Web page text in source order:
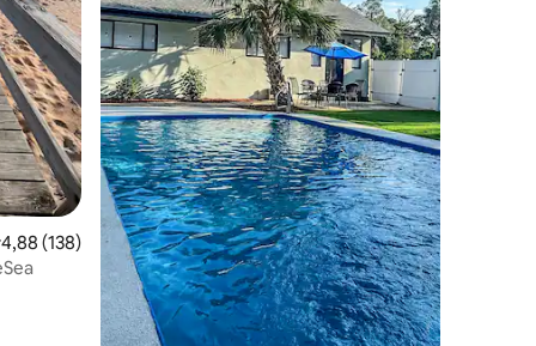
moyenne de 4,88 sur 5, 138 commentaires
4,88 (138)